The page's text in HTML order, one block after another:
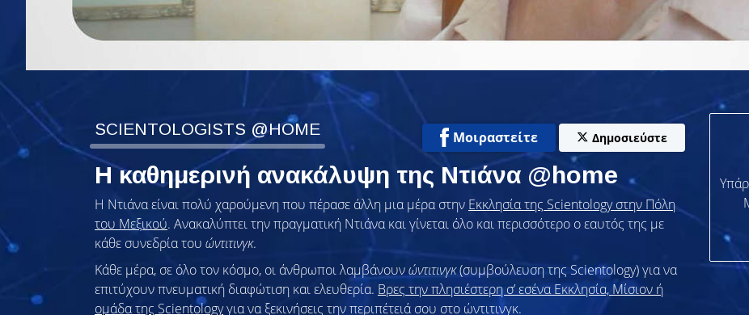
SCIENTOLOGISTS @HOME Μοιραστείτε Δημοσιεύστε
Η καθημερινή ανακάλυψη της Ντιάνα @home
Η Ντιάνα είναι πολύ χαρούμενη που πέρασε άλλη μια μέρα στην Εκκλησία της Scientology στην Πόλη
του Μεξικού. Ανακαλύπτει την πραγματική Ντιάνα και γίνεται όλο και περισσότερο ο εαυτός της με
κάθε συνεδρία του ώντιτινγκ.
Κάθε μέρα, σε όλο τον κόσμο, οι άνθρωποι λαμβάνουνώντιτινγκ(συμβούλευση της Scientology) για να
επιτύχουν πνευματική διαφώτιση και ελευθερία. Βρες την πλησιέστερη σ’ εσένα Εκκλησία, Μίσιον ή
ομάδα της Scientologyγια να ξεκινήσεις την περιπέτειά σου στο ώντιτινγκ.